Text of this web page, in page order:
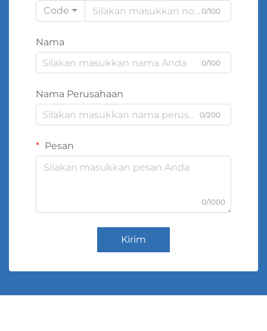
Code
0/100
Nama
0/100
Nama Perusahaan
0/200
Pesan
0/1000
Kirim